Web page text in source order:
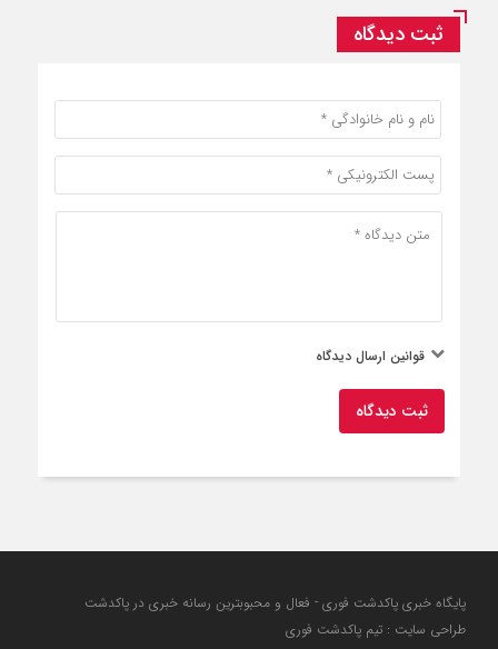
ثبت دیدگاه
قوانین ارسال دیدگاه
ثبت دیدگاه
پایگاه خبری پاکدشت فوری - فعال و محبوبترین رسانه خبری در پاکدشت
طراحی سایت : تیم پاکدشت فوری